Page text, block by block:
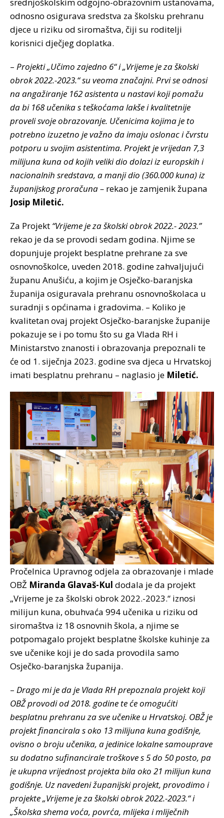
srednjoškolskim odgojno-obrazovnim ustanovama,
odnosno osigurava sredstva za školsku prehranu
djece u riziku od siromaštva, čiji su roditelji
korisnici dječjeg doplatka.
– Projekti „Učimo zajedno 6“ i „Vrijeme je za školski
obrok 2022.-2023.“ su veoma značajni. Prvi se odnosi
na angažiranje 162 asistenta u nastavi koji pomažu
da bi 168 učenika s teškoćama lakše i kvalitetnije
proveli svoje obrazovanje. Učenicima kojima je to
potrebno izuzetno je važno da imaju oslonac i čvrstu
potporu u svojim asistentima. Projekt je vrijedan 7,3
milijuna kuna od kojih veliki dio dolazi iz europskih i
nacionalnih sredstava, a manji dio (360.000 kuna) iz
županijskog proračuna – rekao je zamjenik župana
Josip Miletić.
Za Projekt “Vrijeme je za školski obrok 2022.- 2023.”
rekao je da se provodi sedam godina. Njime se
dopunjuje projekt besplatne prehrane za sve
osnovnoškolce, uveden 2018. godine zahvaljujući
županu Anušiću, a kojim je Osječko-baranjska
županija osiguravala prehranu osnovnoškolaca u
suradnji s općinama i gradovima. – Koliko je
kvalitetan ovaj projekt Osječko-baranjske županije
pokazuje se i po tomu što su ga Vlada RH i
Ministarstvo znanosti i obrazovanja prepoznali te
će od 1. siječnja 2023. godine sva djeca u Hrvatskoj
imati besplatnu prehranu – naglasio je Miletić.
Pročelnica Upravnog odjela za obrazovanje i mlade
OBŽ Miranda Glavaš-Kul dodala je da projekt
„Vrijeme je za školski obrok 2022.-2023.“ iznosi
milijun kuna, obuhvaća 994 učenika u riziku od
siromaštva iz 18 osnovnih škola, a njime se
potpomagalo projekt besplatne školske kuhinje za
sve učenike koji je do sada provodila samo
Osječko-baranjska županija.
– Drago mi je da je Vlada RH prepoznala projekt koji
OBŽ provodi od 2018. godine te će omogućiti
besplatnu prehranu za sve učenike u Hrvatskoj. OBŽ je
projekt financirala s oko 13 milijuna kuna godišnje,
ovisno o broju učenika, a jedinice lokalne samouprave
su dodatno sufinancirale troškove s 5 do 50 posto, pa
je ukupna vrijednost projekta bila oko 21 milijun kuna
godišnje. Uz navedeni županijski projekt, provodimo i
projekte „Vrijeme je za školski obrok 2022.-2023.“ i
„Školska shema voća, povrća, mlijeka i mliječnih